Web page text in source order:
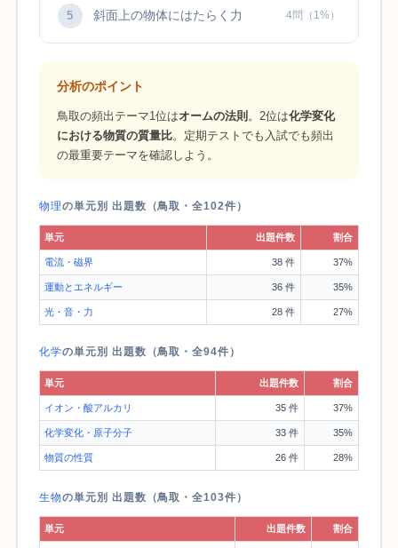
5 斜面上の物体にはたらく力 4問（1%）
分析のポイント
鳥取の頻出テーマ1位はオームの法則 。2位は化学変化
における物質の質量比。定期テストでも入試でも頻出
の最重要テーマを確認しよう。
物理の単元別 出題数（鳥取・全102件）
単元 出題件数 割合
電流・磁界 38 件 37%
運動とエネルギー 36 件 35%
光・音・力 28 件 27%
化学の単元別 出題数（鳥取・全94件）
単元 出題件数 割合
イオン・酸アルカリ 35 件 37%
化学変化・原子分子 33 件 35%
物質の性質 26 件 28%
生物の単元別 出題数（鳥取・全103件）
単元 出題件数 割合